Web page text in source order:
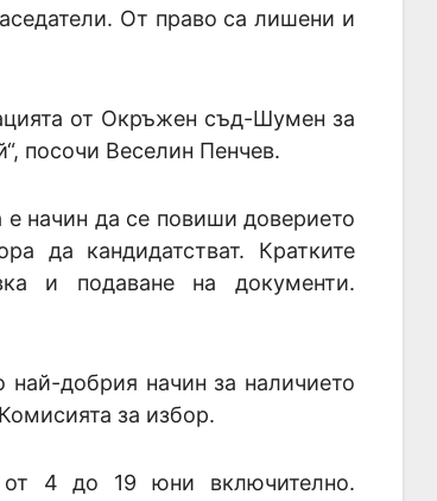
От право са лишени и
от Окръжен съд-Шумен за
посочи Веселин Пенчев.
е начин да се повиши доверието
да кандидатстват. Кратките
и подаване на документи.
добрия начин за наличието
за избор.
от 4 до 19 юни включително.